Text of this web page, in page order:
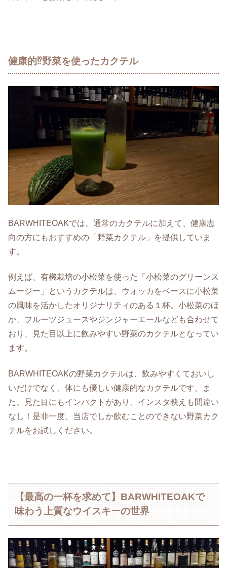
健康的⁉野菜を使ったカクテル
BARWHITEOAKでは、通常のカクテルに加えて、健康志
向の方にもおすすめの「野菜カクテル」を提供していま
す。
例えば、有機栽培の小松菜を使った「小松菜のグリーンス
ムージー」というカクテルは、ウォッカをベースに小松菜
の風味を活かしたオリジナリティのある１杯。小松菜のほ
か、フルーツジュースやジンジャーエールなども合わせて
おり、見た目以上に飲みやすい野菜のカクテルとなってい
ます。
BARWHITEOAKの野菜カクテルは、飲みやすくておいし
いだけでなく、体にも優しい健康的なカクテルです。ま
た、見た目にもインパクトがあり、インスタ映えも間違い
なし！是非一度、当店でしか飲むことのできない野菜カク
テルをお試しください。
【最高の一杯を求めて】BARWHITEOAKで
味わう上質なウイスキーの世界